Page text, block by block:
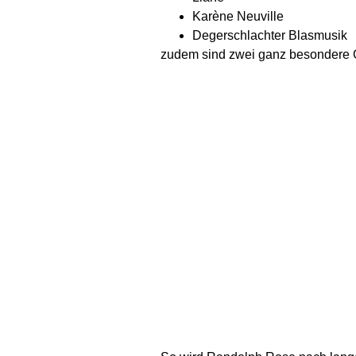
Karène Neuville
Degerschlachter Blasmusik
zudem sind zwei ganz besondere